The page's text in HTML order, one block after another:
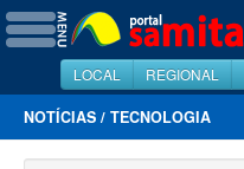
LOCAL REGIONAL
NOTÍCIAS / TECNOLOGIA